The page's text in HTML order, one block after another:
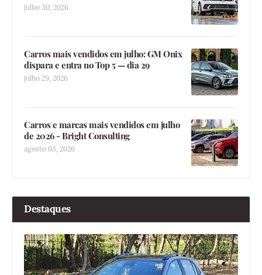
julho 30, 2026
Carros mais vendidos em julho: GM Onix
dispara e entra no Top 5 — dia 29
julho 29, 2026
Carros e marcas mais vendidos em julho
de 2026 - Bright Consulting
agosto 03, 2026
Destaques